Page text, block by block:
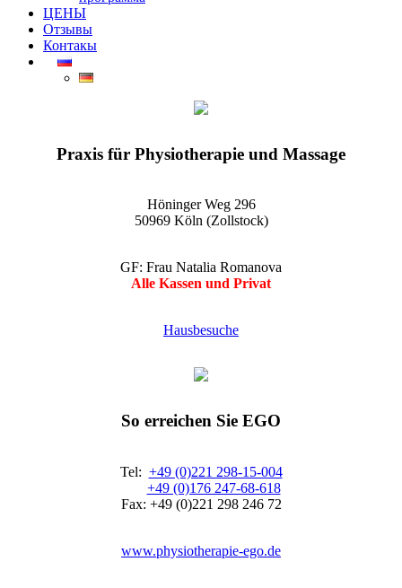
ЦЕНЫ
Отзывы
Контакы
Praxis für Physiotherapie und Massage
Höninger Weg 296
50969 Köln (Zollstock)
GF: Frau Natalia Romanova
Alle Kassen und Privat
Hausbesuche
So erreichen Sie EGO
Tel: +49 (0)221 298-15-004
+49 (0)176 247-68-618
Fax: +49 (0)221 298 246 72
www.physiotherapie-ego.de